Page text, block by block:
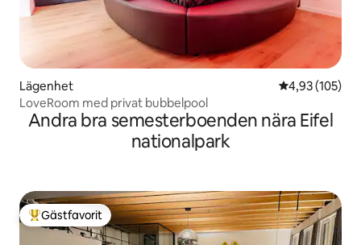
Lägenhet 4,93 av 5 i
4,93 (105)
LoveRoom med privat bubbelpool
Andra bra semesterboenden nära Eifel
nationalpark
Populär gästfavorit
Gästfavorit